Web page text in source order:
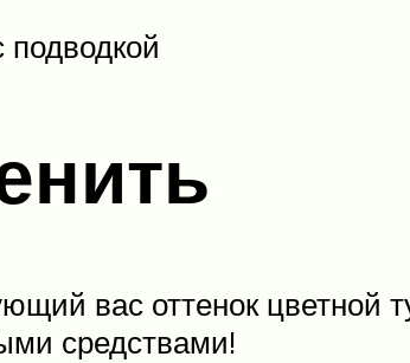
вас оттенок цветной
средствами!